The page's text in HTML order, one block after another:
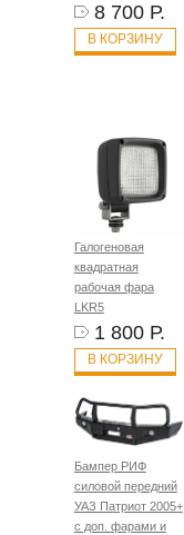
8 700 Р.
В КОРЗИНУ
Галогеновая
квадратная
рабочая фара
LKR5
1 800 Р.
В КОРЗИНУ
Бампер РИФ
силовой передний
УАЗ Патриот 2005+
с доп. фарами и